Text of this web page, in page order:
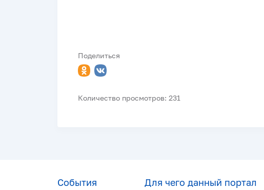
Поделиться
Количество просмотров: 231
События Для чего данный портал